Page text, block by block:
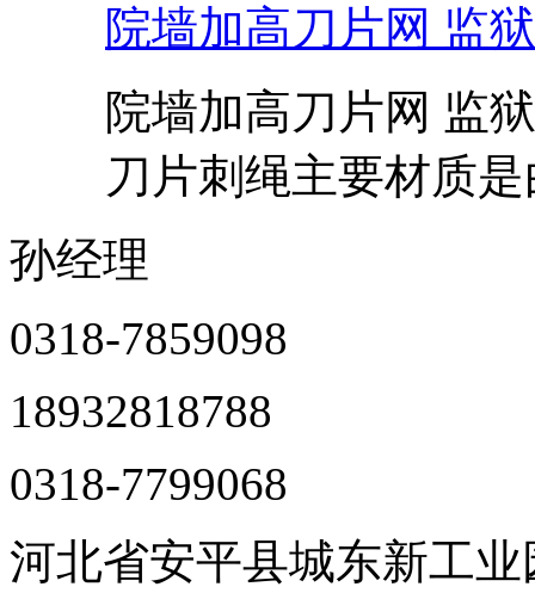
院墙加高刀片网 监
院墙加高刀片网 监
刀片刺绳主要材质是
孙经理
0318-7859098
18932818788
0318-7799068
河北省安平县城东新工